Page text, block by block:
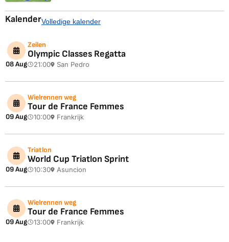
KalenderVolledige kalender
08 Aug
Zeilen
Olympic Classes Regatta
21:00 San Pedro
09 Aug
Wielrennen weg
Tour de France Femmes
10:00 Frankrijk
09 Aug
Triatlon
World Cup Triatlon Sprint
10:30 Asuncion
09 Aug
Wielrennen weg
Tour de France Femmes
13:00 Frankrijk